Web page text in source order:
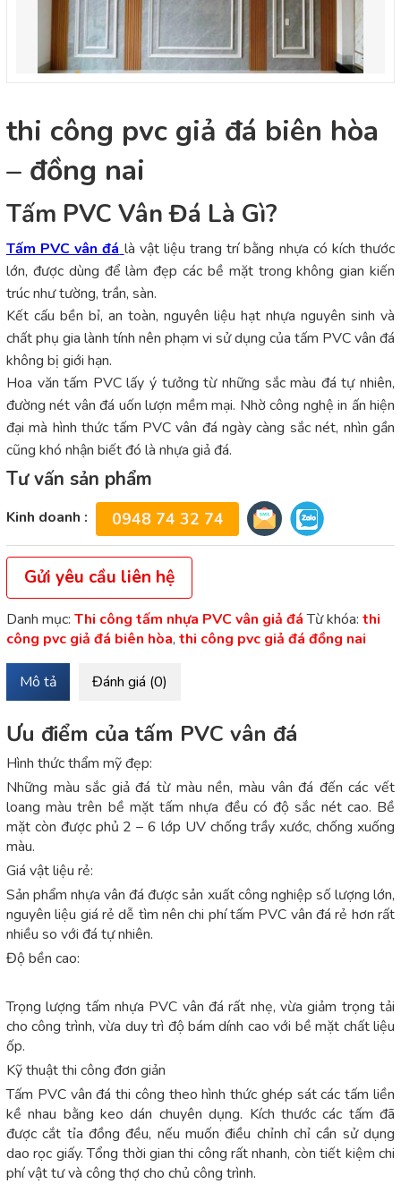
thi công pvc giả đá biên hòa
– đồng nai
Tấm PVC Vân Đá Là Gì?
Tấm PVC vân đá là vật liệu trang trí bằng nhựa có kích thước
lớn, được dùng để làm đẹp các bề mặt trong không gian kiến
trúc như tường, trần, sàn.
Kết cấu bền bỉ, an toàn, nguyên liệu hạt nhựa nguyên sinh và
chất phụ gia lành tính nên phạm vi sử dụng của tấm PVC vân đá
không bị giới hạn.
Hoa văn tấm PVC lấy ý tưởng từ những sắc màu đá tự nhiên,
đường nét vân đá uốn lượn mềm mại. Nhờ công nghệ in ấn hiện
đại mà hình thức tấm PVC vân đá ngày càng sắc nét, nhìn gần
cũng khó nhận biết đó là nhựa giả đá.
Tư vấn sản phẩm
Kinh doanh : 0948 74 32 74
Gửi yêu cầu liên hệ
Danh mục: Thi công tấm nhựa PVC vân giả đá Từ khóa: thi
công pvc giả đá biên hòa, thi công pvc giả đá đồng nai
Mô tả Đánh giá (0)
Ưu điểm của tấm PVC vân đá
Hình thức thẩm mỹ đẹp:
Những màu sắc giả đá từ màu nền, màu vân đá đến các vết
loang màu trên bề mặt tấm nhựa đều có độ sắc nét cao. Bề
mặt còn được phủ 2 – 6 lớp UV chống trầy xước, chống xuống
màu.
Giá vật liệu rẻ:
Sản phẩm nhựa vân đá được sản xuất công nghiệp số lượng lớn,
nguyên liệu giá rẻ dễ tìm nên chi phí tấm PVC vân đá rẻ hơn rất
nhiều so với đá tự nhiên.
Độ bền cao:
Trọng lượng tấm nhựa PVC vân đá rất nhẹ, vừa giảm trọng tải
cho công trình, vừa duy trì độ bám dính cao với bề mặt chất liệu
ốp.
Kỹ thuật thi công đơn giản
Tấm PVC vân đá thi công theo hình thức ghép sát các tấm liền
kề nhau bằng keo dán chuyên dụng. Kích thước các tấm đã
được cắt tỉa đồng đều, nếu muốn điều chỉnh chỉ cần sử dụng
dao rọc giấy. Tổng thời gian thi công rất nhanh, còn tiết kiệm chi
phí vật tư và công thợ cho chủ công trình.